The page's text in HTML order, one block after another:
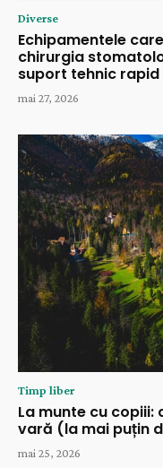
Diverse
Echipamentele
chirurgia
suport tehnic rapid
mai 27, 2026
Timp liber
La munte cu
vară (la mai puțin
mai 25, 2026